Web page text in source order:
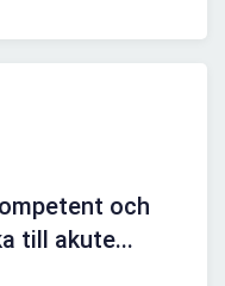
och
till akute...